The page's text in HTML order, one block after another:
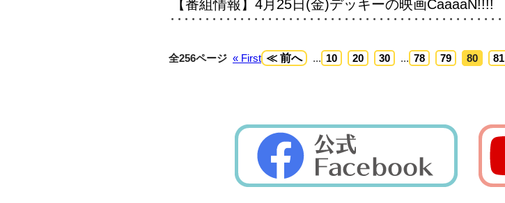
【番組情報】4月25日(金)デッキーの映画CaaaaN!!!!
全256ページ « First ≪ 前へ ... 10 20 30 ... 78 79 80 81